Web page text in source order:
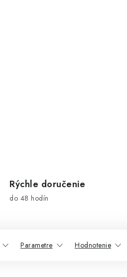
Rýchle doručenie
do 48 hodín
Parametre Hodnotenie